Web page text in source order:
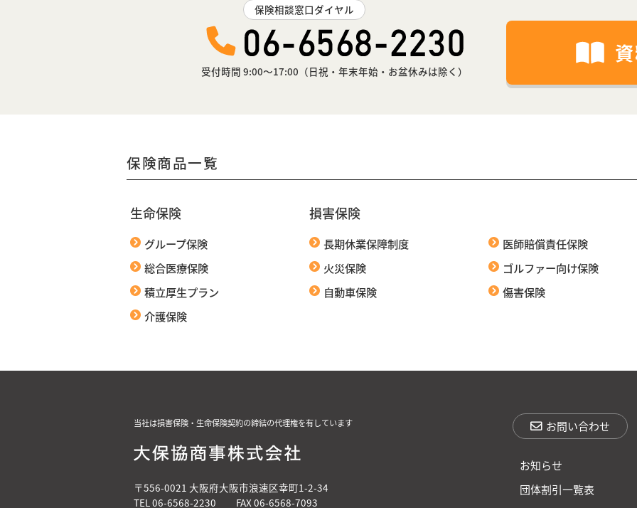
保険相談窓口ダイヤル
受付時間 9:00〜17:00（日祝・年末年始・お盆休みは除く）
保険商品一覧
生命保険
グループ保険
総合医療保険
積立厚生プラン
介護保険
損害保険
長期休業保障制度
火災保険
自動車保険
医師賠償責任保険
ゴルファー向け保険
傷害保険
お問い合わせ
お知らせ
団体割引一覧表
当社は損害保険・生命保険契約の締結の代理権を有しています
〒556-0021 大阪府大阪市浪速区幸町1-2-34
TEL 06-6568-2230 FAX 06-6568-7093